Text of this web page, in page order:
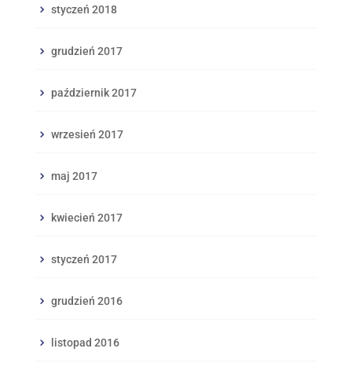
styczeń 2018
grudzień 2017
październik 2017
wrzesień 2017
maj 2017
kwiecień 2017
styczeń 2017
grudzień 2016
listopad 2016